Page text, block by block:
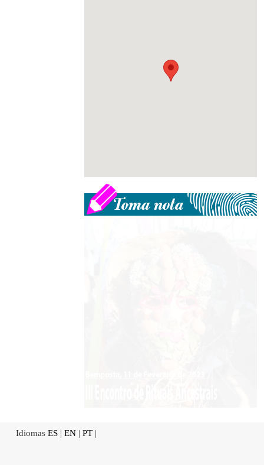
Idiomas ES | EN | PT |